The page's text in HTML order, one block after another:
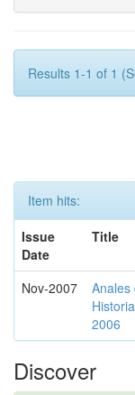
Results 1-1 of 1
Item hits:
Issue
Date
Title
Nov-2007
Anales
2006
Discover